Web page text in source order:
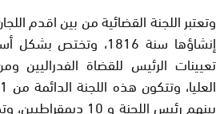
وتعتبر اللجنة القضائية من بين اقدم
إنشاؤها سنة 1816،
تعيينات الرئيس للقضاة الفدراليين